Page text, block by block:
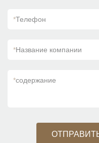
*Телефон
*Название компании
*содержание